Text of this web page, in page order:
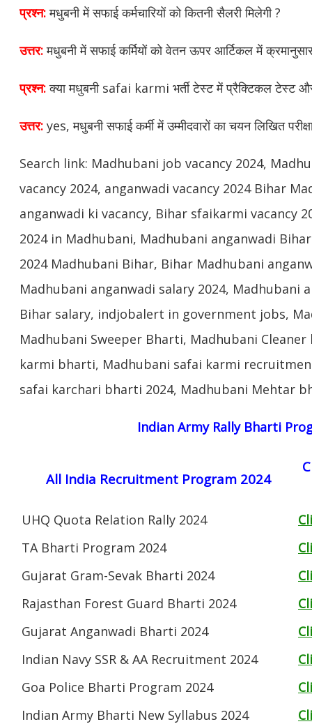
प्रश्न:मधुबनी में सफाई कर्मचारियों को कितनी सैलरी मिलेगी ?
उत्तर:मधुबनी में सफाई कर्मियों को वेतन ऊपर आर्टिकल में
प्रश्न:क्या मधुबनी safai karmi भर्ती टेस्ट में प्रैक्टिकल टेस्ट और
उत्तर: yes, मधुबनी सफाई कर्मी में उम्मीदवारों का चयन लिखित
Search link: Madhubani job vacancy 2024,
vacancy 2024, anganwadi vacancy 2024 Bihar
anganwadi ki vacancy, Bihar sfaikarmi vacancy
2024 in Madhubani, Madhubani anganwadi
2024 Madhubani Bihar, Bihar Madhubani
Madhubani anganwadi salary 2024, Madhubani
Bihar salary, indjobalert in government jobs,
Madhubani Sweeper Bharti, Madhubani
karmi bharti, Madhubani safai karmi
safai karchari bharti 2024, Madhubani Mehtar
Indian Army Rally Bharti
All India Recruitment Program 2024
UHQ Quota Relation Rally 2024
TA Bharti Program 2024
Gujarat Gram-Sevak Bharti 2024
Rajasthan Forest Guard Bharti 2024
Gujarat Anganwadi Bharti 2024
Indian Navy SSR & AA Recruitment 2024
Goa Police Bharti Program 2024
Indian Army Bharti New Syllabus 2024